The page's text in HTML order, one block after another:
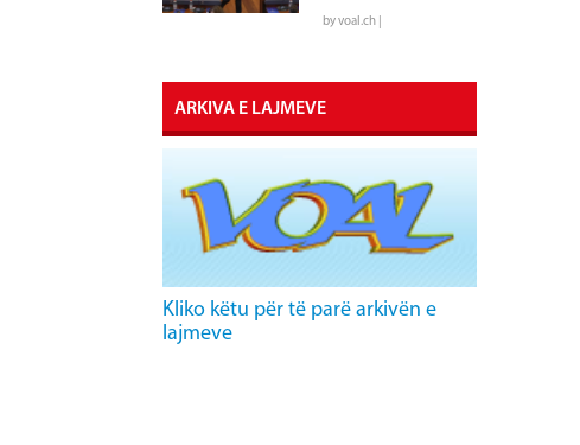
by voal.ch |
ARKIVA E LAJMEVE
Kliko këtu për të parë arkivën e
lajmeve